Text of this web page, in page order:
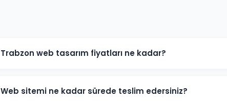
Trabzon web tasarım fiyatları ne kadar?
sitesi, e-ticaret sitesi ve özel yazılım projeleri için farklı
Web sitemi ne kadar sürede teslim edersiniz?